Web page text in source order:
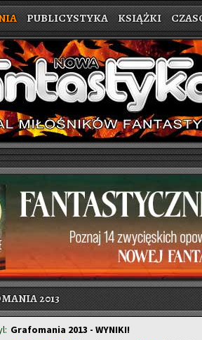
PUBLICYSTYKA KSIĄŻKI
2013
Grafomania 2013 - WYNIKI!